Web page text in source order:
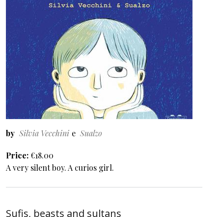
by Silvia Vecchini Sualzo
Price €18.00
A very silent boy. A curios girl.
Sufis, beasts and sultans